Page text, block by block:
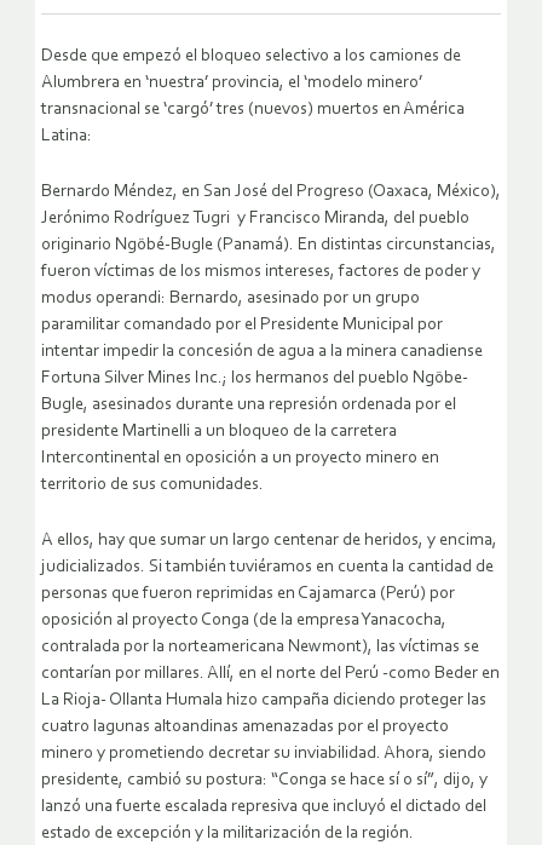
Desde que empezó el bloqueo selectivo a los camiones de
Alumbrera en ‘nuestra’ provincia, el ‘modelo minero’
transnacional se ‘cargó’ tres (nuevos) muertos en América
Latina:
Bernardo Méndez, en San José del Progreso (Oaxaca, México),
Jerónimo Rodríguez Tugri y Francisco Miranda, del pueblo
originario Ngöbé-Bugle (Panamá). En distintas circunstancias,
fueron víctimas de los mismos intereses, factores de poder y
modus operandi: Bernardo, asesinado por un grupo
paramilitar comandado por el Presidente Municipal por
intentar impedir la concesión de agua a la minera canadiense
Fortuna Silver Mines Inc.; los hermanos del pueblo Ngöbe-
Bugle, asesinados durante una represión ordenada por el
presidente Martinelli a un bloqueo de la carretera
Intercontinental en oposición a un proyecto minero en
territorio de sus comunidades.
A ellos, hay que sumar un largo centenar de heridos, y encima,
judicializados. Si también tuviéramos en cuenta la cantidad de
personas que fueron reprimidas en Cajamarca (Perú) por
oposición al proyecto Conga (de la empresa Yanacocha,
contralada por la norteamericana Newmont), las víctimas se
contarían por millares. Allí, en el norte del Perú -como Beder en
La Rioja- Ollanta Humala hizo campaña diciendo proteger las
cuatro lagunas altoandinas amenazadas por el proyecto
minero y prometiendo decretar su inviabilidad. Ahora, siendo
presidente, cambió su postura: “Conga se hace sí o sí”, dijo, y
lanzó una fuerte escalada represiva que incluyó el dictado del
estado de excepción y la militarización de la región.